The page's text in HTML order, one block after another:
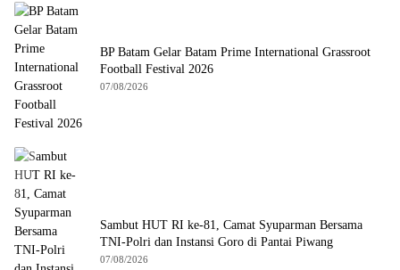
BP Batam Gelar Batam Prime International Grassroot
Football Festival 2026
07/08/2026
Sambut HUT RI ke-81, Camat Syuparman Bersama
TNI-Polri dan Instansi Goro di Pantai Piwang
07/08/2026